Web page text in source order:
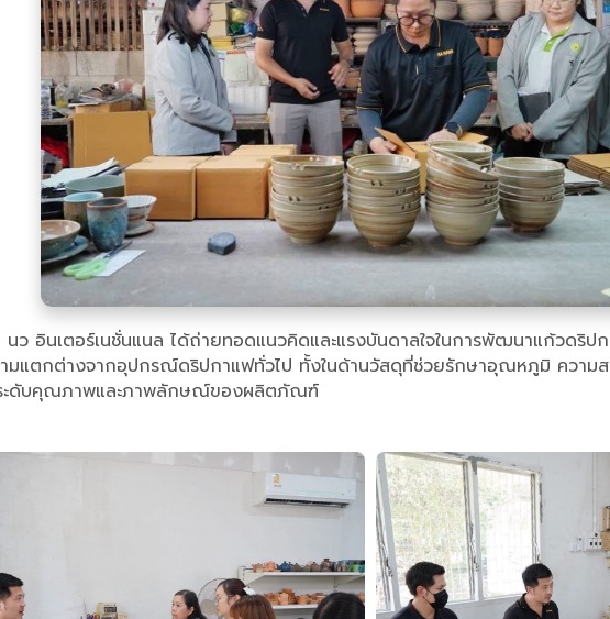
อินเตอร์เนชั่นแนล ได้ถ่ายทอดแนวคิดและแรงบันดาลใจในการพัฒนาแก้วด
ามแตกต่างจากอุปกรณ์ดริปกาแฟทั่วไป ทั้งในด้านวัสดุที่ช่วยรักษาอุณหภูมิ ควา
ระดับคุณภาพและภาพลักษณ์ของผลิตภัณฑ์